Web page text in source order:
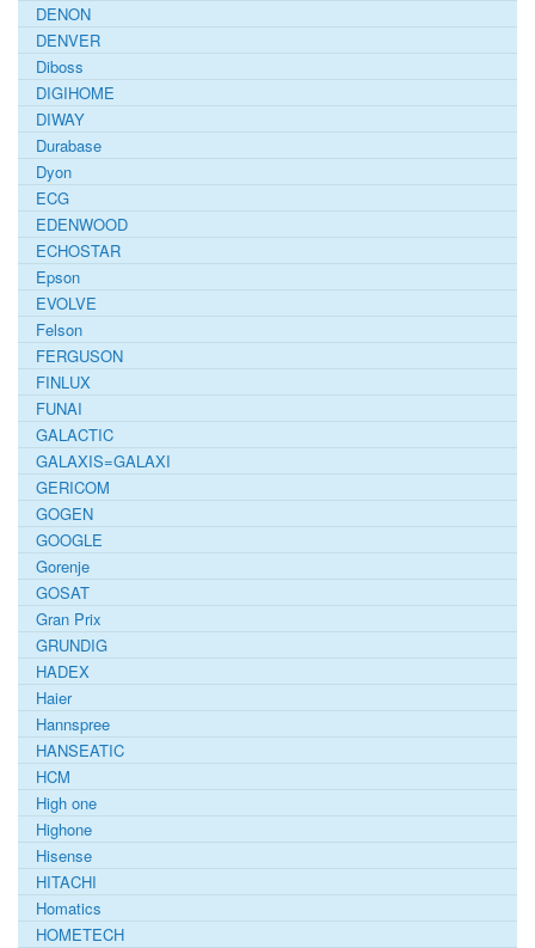
DENON
DENVER
Diboss
DIGIHOME
DIWAY
Durabase
Dyon
ECG
EDENWOOD
ECHOSTAR
Epson
EVOLVE
Felson
FERGUSON
FINLUX
FUNAI
GALACTIC
GALAXIS=GALAXI
GERICOM
GOGEN
GOOGLE
Gorenje
GOSAT
Gran Prix
GRUNDIG
HADEX
Haier
Hannspree
HANSEATIC
HCM
High one
Highone
Hisense
HITACHI
Homatics
HOMETECH